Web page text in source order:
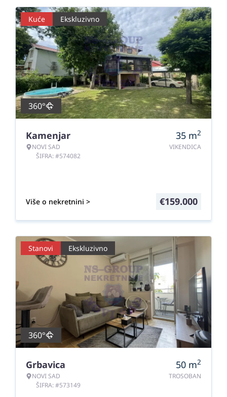
Kuće Ekskluzivno
360°
Kamenjar
NOVI SAD
ŠIFRA: #574082
35 m2
VIKENDICA
Više o nekretnini > €159.000
Stanovi Ekskluzivno
360°
Grbavica
NOVI SAD
ŠIFRA: #573149
50 m2
TROSOBAN